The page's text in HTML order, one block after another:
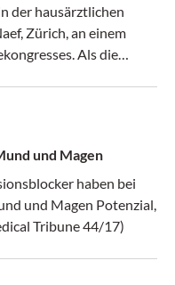
der hausärztlichen
Zürich, an einem
Als die
es daher mit der
und Magen
haben bei
und Magen Potenzial,
(Medical Tribune 44/17)